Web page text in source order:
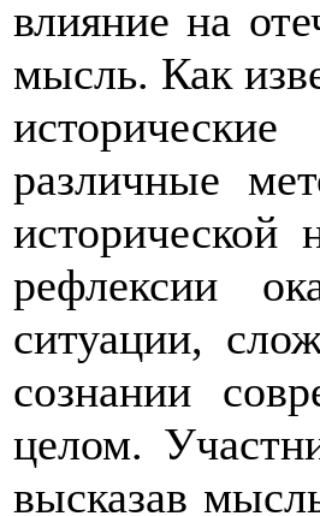
влияние на
мысль. Как
различные
исторической
рефлексии
ситуации,
сознании
целом.
высказав